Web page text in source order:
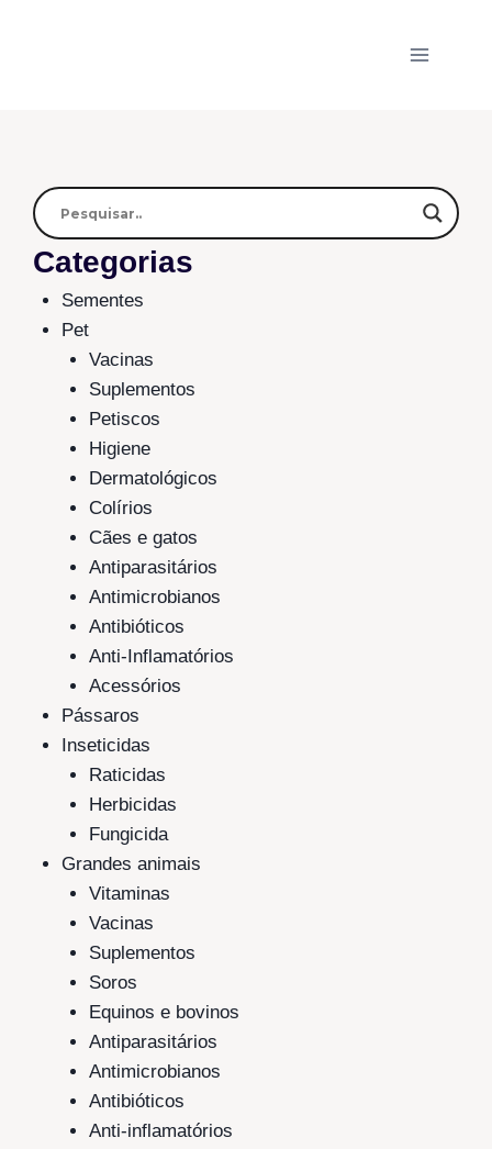
Categorias
Sementes
Pet
Vacinas
Suplementos
Petiscos
Higiene
Dermatológicos
Colírios
Cães e gatos
Antiparasitários
Antimicrobianos
Antibióticos
Anti-Inflamatórios
Acessórios
Pássaros
Inseticidas
Raticidas
Herbicidas
Fungicida
Grandes animais
Vitaminas
Vacinas
Suplementos
Soros
Equinos e bovinos
Antiparasitários
Antimicrobianos
Antibióticos
Anti-inflamatórios